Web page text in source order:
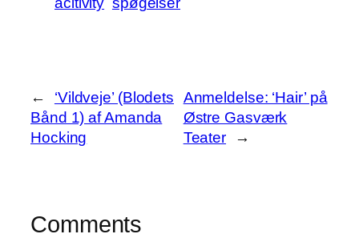
←
‘Vildveje’ (Blodets
Bånd 1) af Amanda
Hocking
Anmeldelse: ‘Hair’ på
Østre Gasværk
Teater
→
Comments